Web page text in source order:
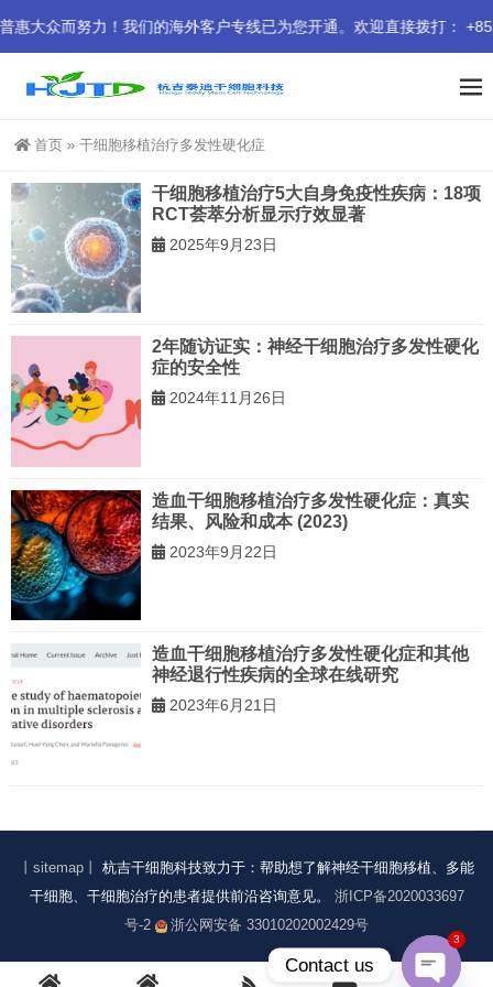
大众而努力！我们的海外客户专线已为您开通。欢迎直接拨打：
首页 » 干细胞移植治疗多发性硬化症
干细胞移植治疗5大自身免疫性疾病：18项
RCT荟萃分析显示疗效显著
2025年9月23日
2年随访证实：神经干细胞治疗多发性硬化
症的安全性
2024年11月26日
造血干细胞移植治疗多发性硬化症：真实
结果、风险和成本 (2023)
2023年9月22日
造血干细胞移植治疗多发性硬化症和其他
神经退行性疾病的全球在线研究
2023年6月21日
丨sitemap丨
杭吉干细胞科技致力于：帮助想了解神经干细胞移植、多能
干细胞、干细胞治疗的患者提供前沿咨询意见。 浙ICP备2020033697
号-2
浙公网安备 33010202002429号
Contact us
3